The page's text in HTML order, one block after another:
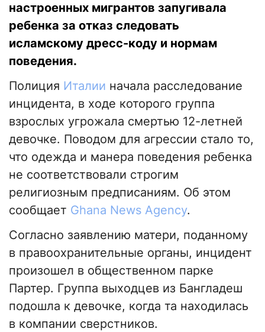
настроенных мигрантов запугивала
ребенка за отказ следовать
исламскому дресс-коду и нормам
поведения.
Полиция Италии начала расследование
инцидента, в ходе которого группа
взрослых угрожала смертью 12-летней
девочке. Поводом для агрессии стало то,
что одежда и манера поведения ребенка
не соответствовали строгим
религиозным предписаниям. Об этом
сообщает Ghana News Agency.
Согласно заявлению матери, поданному
в правоохранительные органы, инцидент
произошел в общественном парке
Партер. Группа выходцев из Бангладеш
подошла к девочке, когда та находилась
в компании сверстников.